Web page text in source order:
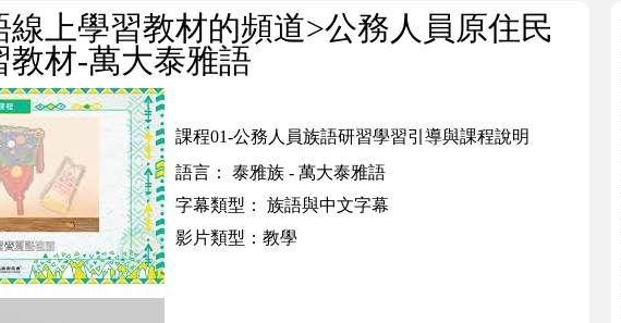
線上學習教材的頻道>公務人員原住民
教材-萬大泰雅語
課程01-公務人員族語研習學習引導與課程說明
語言： 泰雅族 - 萬大泰雅語
字幕類型： 族語與中文字幕
影片類型：教學